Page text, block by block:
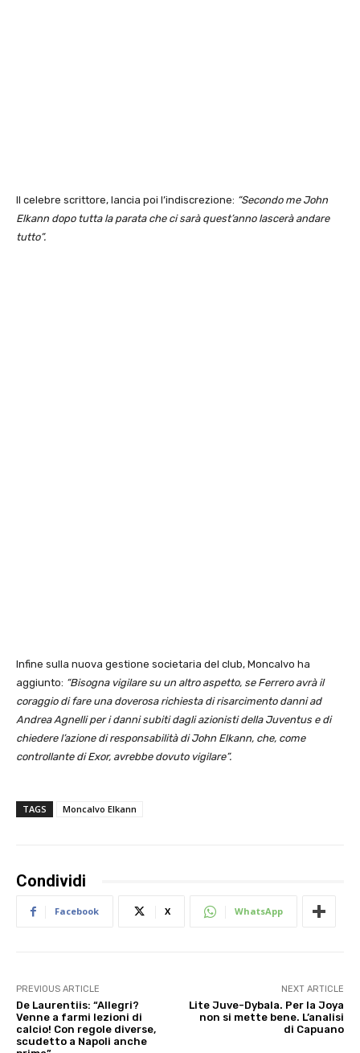
Il celebre scrittore, lancia poi l’indiscrezione: “Secondo me John
Elkann dopo tutta la parata che ci sarà quest’anno lascerà andare
tutto”.
Infine sulla nuova gestione societaria del club, Moncalvo ha
aggiunto: “Bisogna vigilare su un altro aspetto, se Ferrero avrà il
coraggio di fare una doverosa richiesta di risarcimento danni ad
Andrea Agnelli per i danni subiti dagli azionisti della Juventus e di
chiedere l’azione di responsabilità di John Elkann, che, come
controllante di Exor, avrebbe dovuto vigilare”.
TAGS Moncalvo Elkann
Condividi
Facebook X WhatsApp
PREVIOUS ARTICLE
De Laurentiis: “Allegri?
Venne a farmi lezioni di
calcio! Con regole diverse,
scudetto a Napoli anche
NEXT ARTICLE
Lite Juve-Dybala. Per la Joya
non si mette bene. L’analisi
di Capuano